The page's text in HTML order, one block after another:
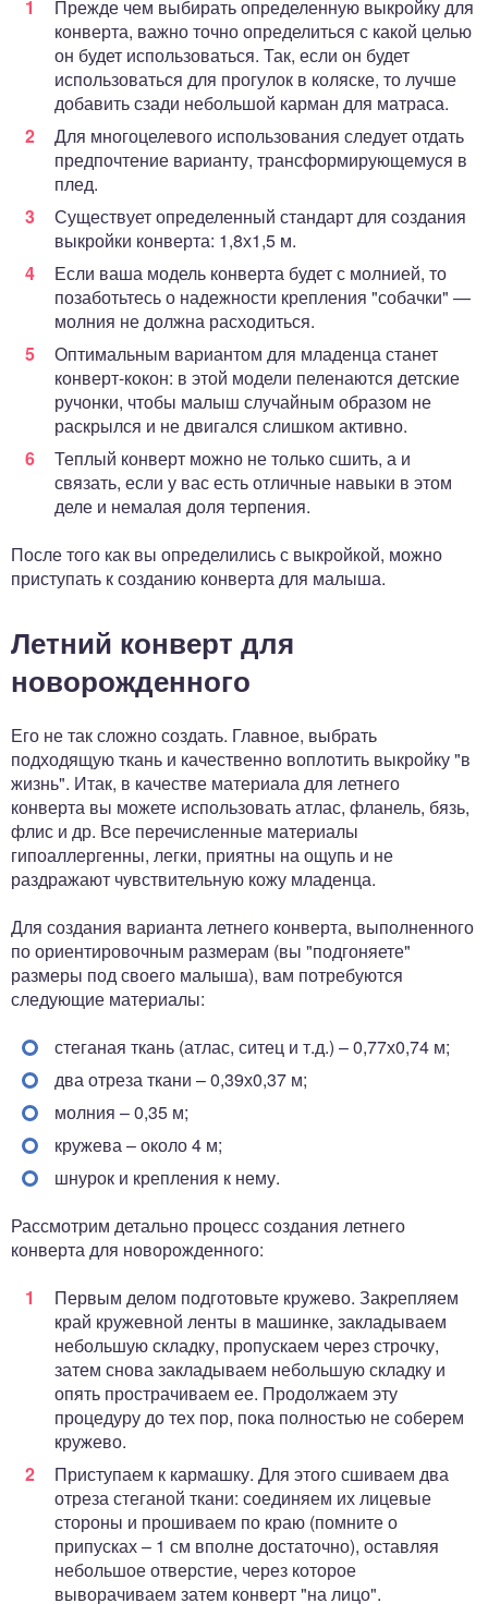
Прежде чем выбирать определенную выкройку для
конверта, важно точно определиться с какой целью
он будет использоваться. Так, если он будет
использоваться для прогулок в коляске, то лучше
добавить сзади небольшой карман для матраса.
Для многоцелевого использования следует отдать
предпочтение варианту, трансформирующемуся в
плед.
Существует определенный стандарт для создания
выкройки конверта: 1,8х1,5 м.
Если ваша модель конверта будет с молнией, то
позаботьтесь о надежности крепления "собачки" —
молния не должна расходиться.
Оптимальным вариантом для младенца станет
конверт-кокон: в этой модели пеленаются детские
ручонки, чтобы малыш случайным образом не
раскрылся и не двигался слишком активно.
Теплый конверт можно не только сшить, а и
связать, если у вас есть отличные навыки в этом
деле и немалая доля терпения.
После того как вы определились с выкройкой, можно
приступать к созданию конверта для малыша.
Летний конверт для
новорожденного
Его не так сложно создать. Главное, выбрать
подходящую ткань и качественно воплотить выкройку "в
жизнь". Итак, в качестве материала для летнего
конверта вы можете использовать атлас, фланель, бязь,
флис и др. Все перечисленные материалы
гипоаллергенны, легки, приятны на ощупь и не
раздражают чувствительную кожу младенца.
Для создания варианта летнего конверта, выполненного
по ориентировочным размерам (вы "подгоняете"
размеры под своего малыша), вам потребуются
следующие материалы:
стеганая ткань (атлас, ситец и т.д.) – 0,77х0,74 м;
два отреза ткани – 0,39х0,37 м;
молния – 0,35 м;
кружева – около 4 м;
шнурок и крепления к нему.
Рассмотрим детально процесс создания летнего
конверта для новорожденного:
Первым делом подготовьте кружево. Закрепляем
край кружевной ленты в машинке, закладываем
небольшую складку, пропускаем через строчку,
затем снова закладываем небольшую складку и
опять прострачиваем ее. Продолжаем эту
процедуру до тех пор, пока полностью не соберем
кружево.
Приступаем к кармашку. Для этого сшиваем два
отреза стеганой ткани: соединяем их лицевые
стороны и прошиваем по краю (помните о
припусках – 1 см вполне достаточно), оставляя
небольшое отверстие, через которое
выворачиваем затем конверт "на лицо".